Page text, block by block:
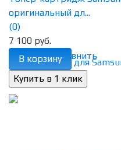
избранное сравнить
оригинальный дл...
(0)
7 100 руб.
В корзину